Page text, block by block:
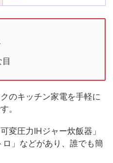
のキッチン家電を手軽に
。
変圧力IHジャー炊飯器」
」などがあり、誰でも簡